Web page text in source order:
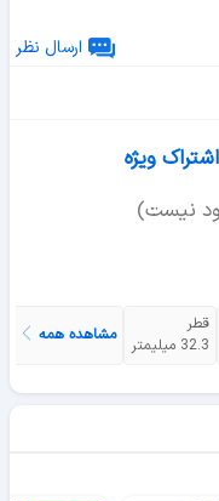
ارسال نظر
اشتراک ویژه
نیست)
قطر
32.3 میلیمتر
مشاهده همه